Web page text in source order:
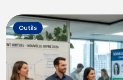
Outils